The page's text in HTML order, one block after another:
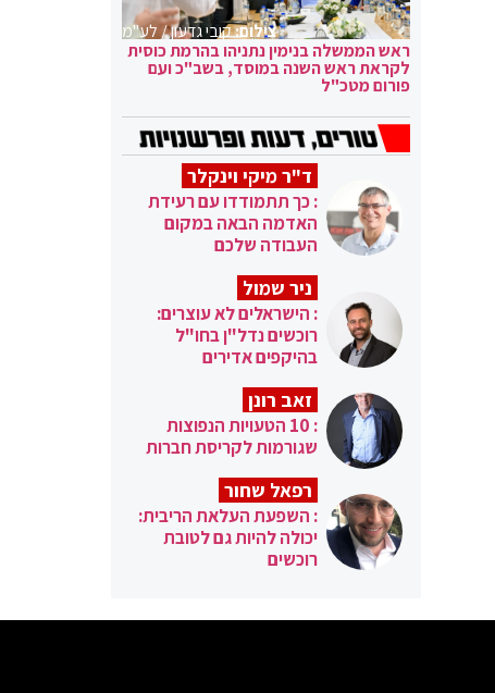
צילום:קובי גדעון / לע"מ
ראש הממשלה בנימין נתניהו בהרמת כוסית
לקראת ראש השנה במוסד, בשב"כ ועם
פורום מטכ"ל
ד"ר מיקי וינקלר
: כך תתמודדו עם רעידת
האדמה הבאה במקום
העבודה שלכם
ניר שמול
: הישראלים לא עוצרים:
רוכשים נדל"ן בחו"ל
בהיקפים אדירים
זאב רונן
: 10 הטעויות הנפוצות
שגורמות לקריסת חברות
רפאל שחור
: השפעת העלאת הריבית:
יכולה להיות גם לטובת
רוכשים